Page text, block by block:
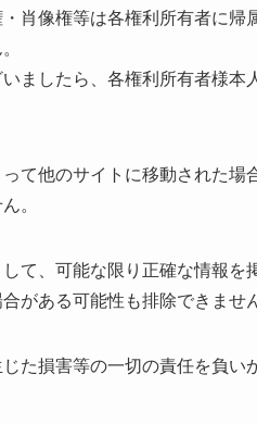
肖像権等は各権利所有者に帰
ましたら、各権利所有者様本
て他のサイトに移動された場
。
て、可能な限り正確な情報を
がある可能性も排除できませ
た損害等の一切の責任を負い